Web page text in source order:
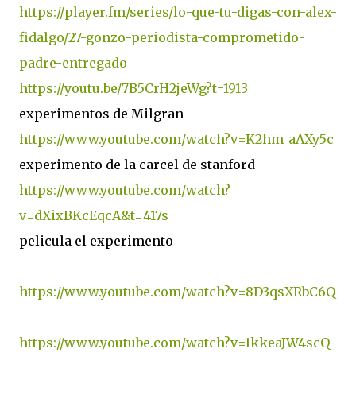
https://player.fm/series/lo-que-tu-digas-con-alex-
fidalgo/27-gonzo-periodista-comprometido-
padre-entregado
https://youtu.be/7B5CrH2jeWg?t=1913
experimentos de Milgran
https://www.youtube.com/watch?v=K2hm_aAXy5c
experimento de la carcel de stanford
https://www.youtube.com/watch?
v=dXixBKcEqcA&t=417s
pelicula el experimento
https://www.youtube.com/watch?v=8D3qsXRbC6Q
https://www.youtube.com/watch?v=1kkeaJW4scQ